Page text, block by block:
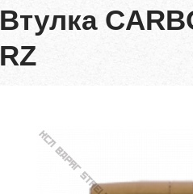
Втулка
RZ